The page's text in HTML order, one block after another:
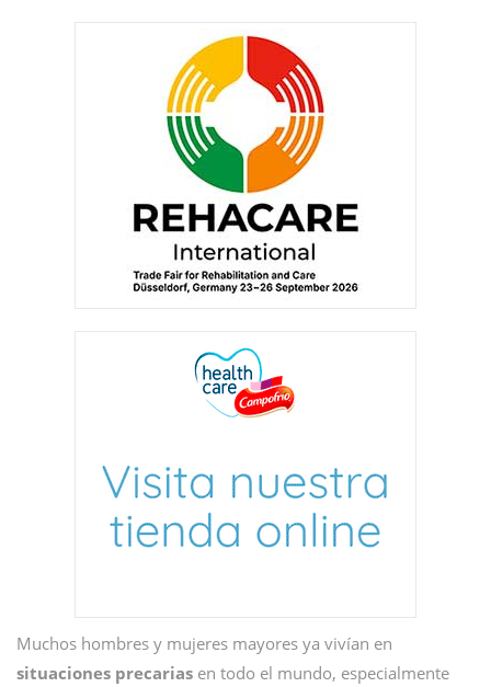
Muchos hombres y mujeres mayores ya vivían en
situaciones precarias en todo el mundo, especialmente